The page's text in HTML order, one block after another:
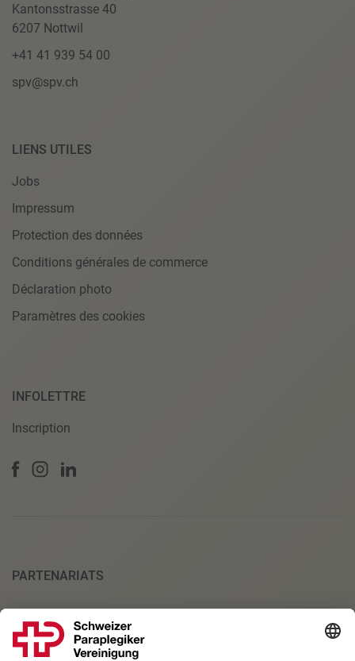
Kantonsstrasse 40
6207 Nottwil
+41 41 939 54 00
spv@spv.ch
LIENS UTILES
Jobs
Impressum
Protection des données
Conditions générales de commerce
Déclaration photo
Paramètres des cookies
INFOLETTRE
Inscription
PARTENARIATS